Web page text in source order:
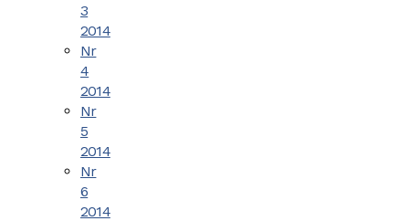
3
2014
Nr
4
2014
Nr
5
2014
Nr
6
2014